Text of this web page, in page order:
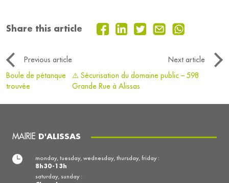
Share this article
Previous article
Next article
Boule de pétanque
trouvée
⚠️ Sécurisation du domaine public – 598
Grande Rue à Alissas
MAIRIE D'ALISSAS
monday, tuesday, wednesday, thursday, friday :
8h30-13h
saturday, sunday :